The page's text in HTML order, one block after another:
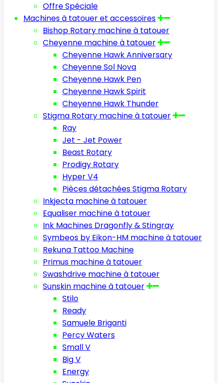
Offre Spéciale
Machines à tatouer et accessoires
Bishop Rotary machine à tatouer
Cheyenne machine à tatouer
Cheyenne Hawk Anniversary
Cheyenne Sol Nova
Cheyenne Hawk Pen
Cheyenne Hawk Spirit
Cheyenne Hawk Thunder
Stigma Rotary machine à tatouer
Ray
Jet - Jet Power
Beast Rotary
Prodigy Rotary
Hyper V4
Pièces détachées Stigma Rotary
Inkjecta machine à tatouer
Equaliser machine à tatouer
Ink Machines Dragonfly & Stingray
Symbeos by Eikon-HM machine à tatouer
Rekuna Tattoo Machine
Primus machine à tatouer
Swashdrive machine à tatouer
Sunskin machine à tatouer
Stilo
Ready
Samuele Briganti
Percy Waters
Small V
Big V
Energy